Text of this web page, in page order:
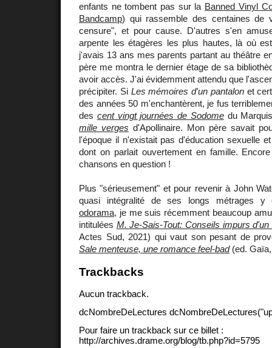
enfants ne tombent pas sur la Banned Vinyl
Bandcamp) qui rassemble des centaines de
censure", et pour cause. D'autres s'en
arpente les étagères les plus hautes, là où
j'avais 13 ans mes parents partant au théâtre
père me montra le dernier étage de sa
avoir accès. J'ai évidemment attendu que
précipiter. Si Les mémoires d'un pantalonet
des années 50 m'enchantèrent, je fus
des cent vingt journées de Sodomedu
mille verges d'Apollinaire. Mon père savait
l'époque il n'existait pas d'éducation sexuelle
dont on parlait ouvertement en famille.
chansons en question !
Plus "sérieusement" et pour revenir à John
quasi intégralité de ses longs métrages
odorama, je me suis récemment beaucoup
intitulées M. Je-Sais-Tout: Conseils impurs
Actes Sud, 2021) qui vaut son pesant de
Sale menteuse, une romance feel-bad(ed.
Trackbacks
Aucun trackback.
dcNombreDeLectures
Pour faire un trackback sur ce billet :
http://archives.drame.org/blog/tb.php?id=5795